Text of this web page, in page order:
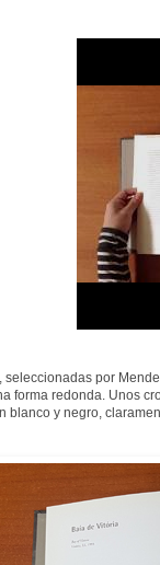
seleccionadas por
forma redonda. Unos
blanco y negro,